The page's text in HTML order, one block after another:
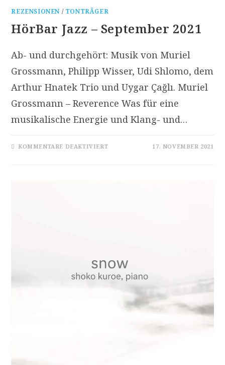
REZENSIONEN / TONTRÄGER
HörBar Jazz – September 2021
Ab- und durchgehört: Musik von Muriel
Grossmann, Philipp Wisser, Udi Shlomo, dem
Arthur Hnatek Trio und Uygar Çağlı. Muriel
Grossmann – Reverence Was für eine
musikalische Energie und Klang- und…
KOMMENTARE DEAKTIVIERTFÜR 17. NOVEMBER 2021